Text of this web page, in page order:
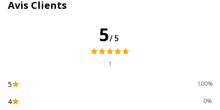
Avis Clients
5/5
1
5 100%
4 0%